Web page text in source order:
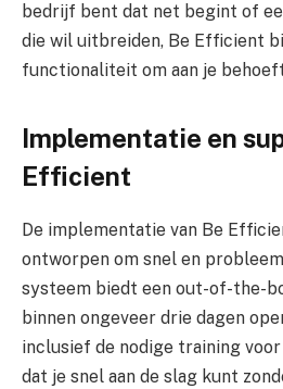
bedrijf bent dat net begint of
die wil uitbreiden, Be Efficient
functionaliteit om aan je
Implementatie en
Efficient
De implementatie van Be
ontworpen om snel en
systeem biedt een out-of-the-
binnen ongeveer drie dagen
inclusief de nodige training
dat je snel aan de slag kunt